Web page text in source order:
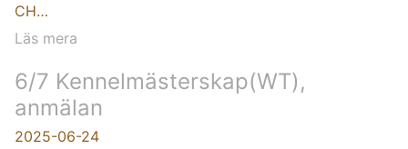
CH…
Läs mera
6/7 Kennelmästerskap(WT),
anmälan
2025-06-24